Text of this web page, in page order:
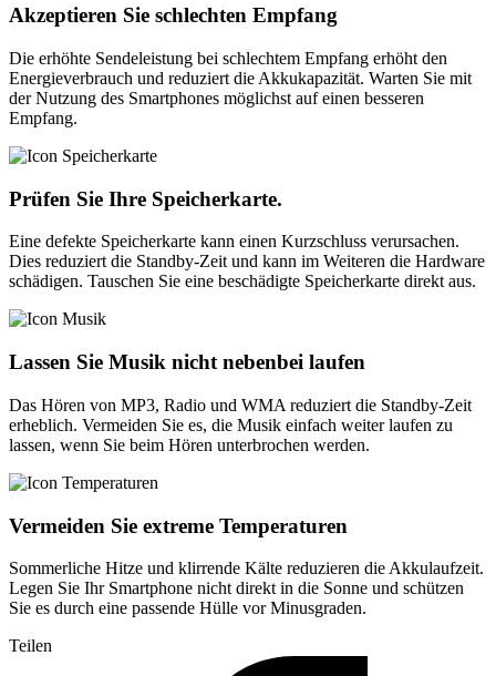
Akzeptieren Sie schlechten Empfang
Die erhöhte Sendeleistung bei schlechtem Empfang erhöht den
Energieverbrauch und reduziert die Akkukapazität. Warten Sie mit
der Nutzung des Smartphones möglichst auf einen besseren
Empfang.
Prüfen Sie Ihre Speicherkarte.
Eine defekte Speicherkarte kann einen Kurzschluss verursachen.
Dies reduziert die Standby-Zeit und kann im Weiteren die Hardware
schädigen. Tauschen Sie eine beschädigte Speicherkarte direkt aus.
Lassen Sie Musik nicht nebenbei laufen
Das Hören von MP3, Radio und WMA reduziert die Standby-Zeit
erheblich. Vermeiden Sie es, die Musik einfach weiter laufen zu
lassen, wenn Sie beim Hören unterbrochen werden.
Vermeiden Sie extreme Temperaturen
Sommerliche Hitze und klirrende Kälte reduzieren die Akkulaufzeit.
Legen Sie Ihr Smartphone nicht direkt in die Sonne und schützen
Sie es durch eine passende Hülle vor Minusgraden.
Teilen